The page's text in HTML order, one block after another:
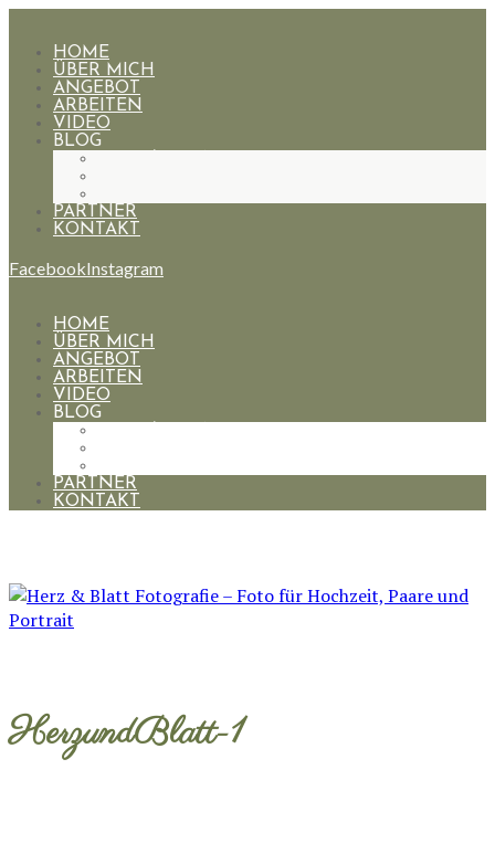
HOME
ÜBER MICH
ANGEBOT
ARBEITEN
VIDEO
BLOG
PARTNER
KONTAKT
FacebookInstagram
HOME
ÜBER MICH
ANGEBOT
ARBEITEN
VIDEO
BLOG
PARTNER
KONTAKT
HerzundBlatt-1